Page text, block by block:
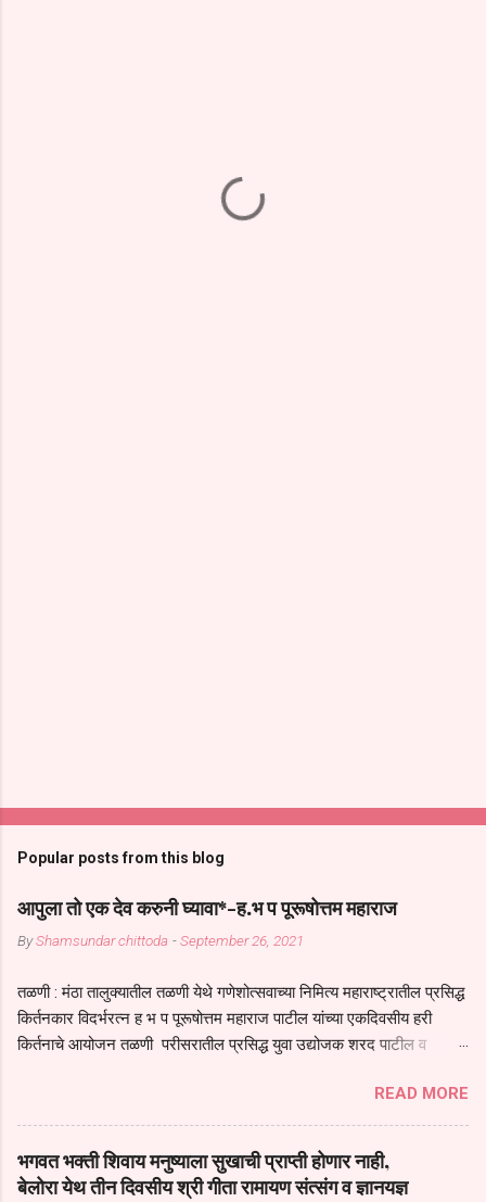
Popular posts from this blog
आपुला तो एक देव करुनी घ्यावा*-ह.भ प पूरूषोत्तम महाराज
ByShamsundar chittoda -September 26, 2021
तळणी : मंठा तालुक्यातील तळणी येथे गणेशोत्सवाच्या निमित्य महाराष्ट्रातील प्रसिद्ध
किर्तनकार विदर्भरत्न ह भ प पूरूषोत्तम महाराज पाटील यांच्या एकदिवसीय हरी
किर्तनाचे आयोजन तळणी परीसरातील प्रसिद्ध युवा उद्योजक शरद पाटील व
तुकाराम महाराज यांच्या *आपुला तो एक देव करुनी घ्यावा* *तेणे विन जिवा सुख
नोहे* *येरती माईक दुःखाची जनीती* *नाही आदी अंती अवसान* या अभंगावर
सुंदर निरूपण केले सध्य स्थितीचा काळ हा मानव जातीच्या परीक्षेचा काळ आहे
धर्ममंडपात बसलेली लोक ही खरच भाग्यवान आहेत कोरोना सारख्या महामारीत आपंण
READ MORE
भगवत भक्ती शिवाय मनुष्याला सुखाची प्राप्ती होणार नाही,
बेलोरा येथ तीन दिवसीय श्री गीता रामायण संत्संग व ज्ञानयज्ञ